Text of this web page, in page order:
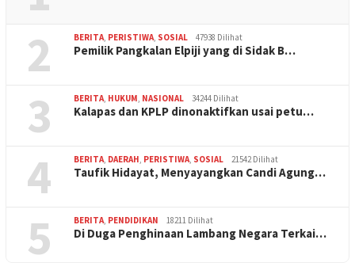
2 BERITA PERISTIWA SOSIAL 47938 Dilihat
Pemilik Pangkalan Elpiji yang di Sidak B…
3 BERITA HUKUM NASIONAL 34244 Dilihat
Kalapas dan KPLP dinonaktifkan usai petu…
4 BERITA DAERAH PERISTIWA SOSIAL 21542 Dilihat
Taufik Hidayat, Menyayangkan Candi Agung…
5 BERITA PENDIDIKAN 18211 Dilihat
Di Duga Penghinaan Lambang Negara Terkai…